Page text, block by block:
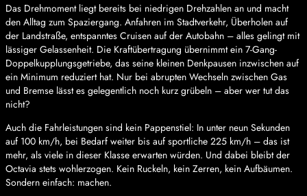
Das Drehmoment liegt bereits bei niedrigen Drehzahlen an und macht
den Alltag zum Spaziergang. Anfahren im Stadtverkehr, Überholen auf
der Landstraße, entspanntes Cruisen auf der Autobahn – alles gelingt mit
lässiger Gelassenheit. Die Kraftübertragung übernimmt ein 7-Gang-
Doppelkupplungsgetriebe, das seine kleinen Denkpausen inzwischen auf
ein Minimum reduziert hat. Nur bei abrupten Wechseln zwischen Gas
und Bremse lässt es gelegentlich noch kurz grübeln – aber wer tut das
nicht?
Auch die Fahrleistungen sind kein Pappenstiel: In unter neun Sekunden
auf 100 km/h, bei Bedarf weiter bis auf sportliche 225 km/h – das ist
mehr, als viele in dieser Klasse erwarten würden. Und dabei bleibt der
Octavia stets wohlerzogen. Kein Ruckeln, kein Zerren, kein Aufbäumen.
Sondern einfach: machen.